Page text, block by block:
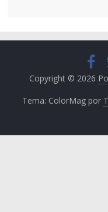
Copyright © 2026
Tema: ColorMag por